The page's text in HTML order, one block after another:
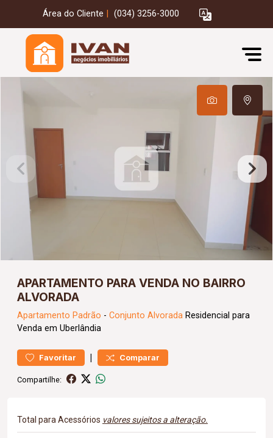
Área do Cliente (034) 3256-3000
APARTAMENTO PARA VENDA NO BAIRRO
ALVORADA
Apartamento Padrão - Conjunto Alvorada Residencial para
Venda em Uberlândia
Favoritar | Comparar
Compartilhe:
Total para Acessórios valores sujeitos a alteração.